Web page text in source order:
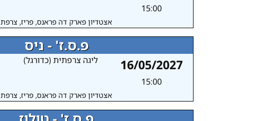
15:00
אצטדיון פארק דה פראנס, פריז, צרפת
פ.ס.ז' - ניס
16/05/2027
15:00
ליגה צרפתית (כדורגל)
אצטדיון פארק דה פראנס, פריז, צרפת